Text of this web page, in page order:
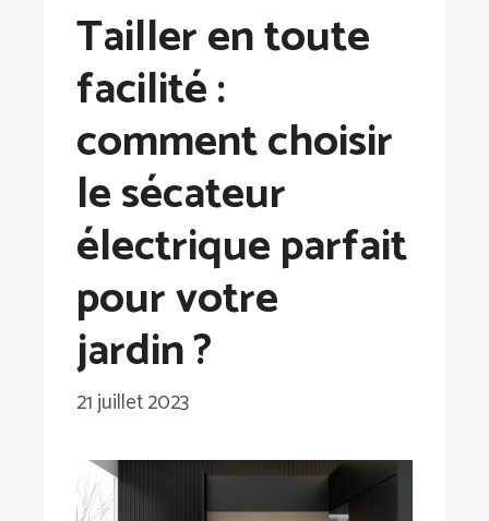
Tailler en toute
facilité :
comment choisir
le sécateur
électrique parfait
pour votre
jardin ?
21 juillet 2023